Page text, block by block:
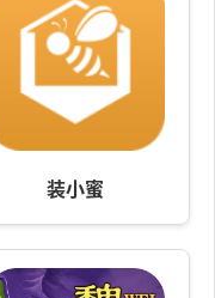
装小蜜